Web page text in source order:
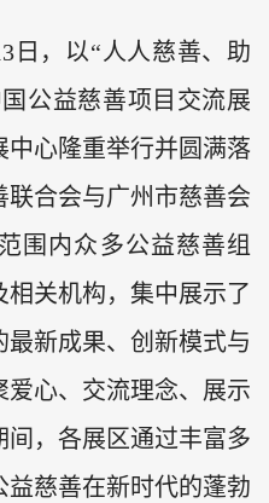
日，以“人人慈善、助
公益慈善项目交流展
心隆重举行并圆满落
合会与广州市慈善会
围内众多公益慈善组
关机构，集中展示了
新成果、创新模式与
心、交流理念、展示
，各展区通过丰富多
慈善在新时代的蓬勃